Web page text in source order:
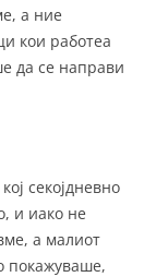
а ние
кои работеа
да се направи
секојдневно
и иако не
а малиот
покажуваше,